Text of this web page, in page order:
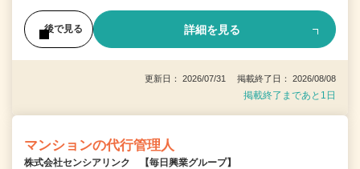
後で見る 詳細を見る
更新日： 2026/07/31 掲載終了日： 2026/08/08
掲載終了まであと1日
マンションの代行管理人
株式会社センシアリンク 【毎日興業グループ】